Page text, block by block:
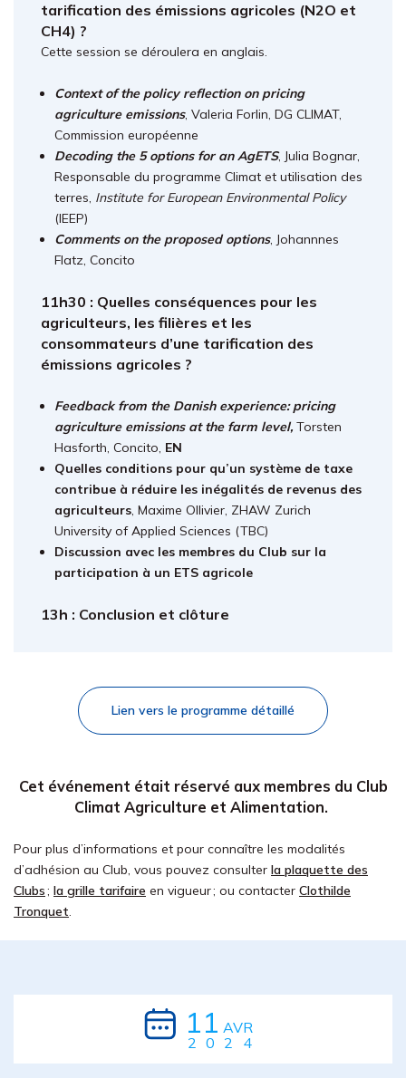
tarification des émissions agricoles (N2O et
CH4) ?
Cette session se déroulera en anglais.
Context of the policy reflection on pricing
agriculture emissions, Valeria Forlin, DG CLIMAT,
Commission européenne
Decoding the 5 options for an AgETS, Julia Bognar,
Responsable du programme Climat et utilisation des
terres, Institute for European Environmental Policy
(IEEP)
Comments on the proposed options, Johannnes
Flatz, Concito
11h30 : Quelles conséquences pour les
agriculteurs, les filières et les
consommateurs d’une tarification des
émissions agricoles ?
Feedback from the Danish experience: pricing
agriculture emissions at the farm level, Torsten
Hasforth, Concito, EN
Quelles conditions pour qu’un système de taxe
contribue à réduire les inégalités de revenus des
agriculteurs, Maxime Ollivier, ZHAW Zurich
University of Applied Sciences (TBC)
Discussion avec les membres du Club sur la
participation à un ETS agricole
13h : Conclusion et clôture
Lien vers le programme détaillé
Cet événement était réservé aux membres du Club
Climat Agriculture et Alimentation.
Pour plus d’informations et pour connaître les modalités
d’adhésion au Club, vous pouvez consulter la plaquette des
Clubs; la grille tarifaire en vigueur ; ou contacter Clothilde
Tronquet.
11 AVR
2024